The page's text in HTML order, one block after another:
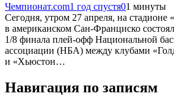
Чемпионат.com1 год спустя01 минуты
Сегодня, утром 27 апреля, на стадионе
в американском Сан-Франциско
1/8 финала плей-офф Национальной
ассоциации (НБА) между клубами
и «Хьюстон…
Навигация по записям